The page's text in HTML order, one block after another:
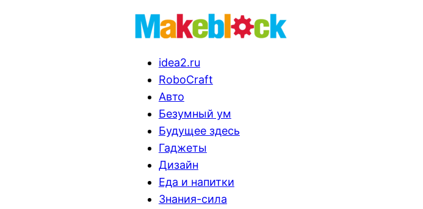
idea2.ru
RoboCraft
Авто
Безумный ум
Будущее здесь
Гаджеты
Дизайн
Еда и напитки
Знания-сила